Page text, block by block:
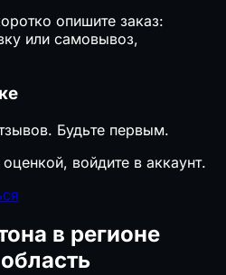
опишите заказ:
или самовывоз,
Будьте первым.
войдите в аккаунт.
в регионе